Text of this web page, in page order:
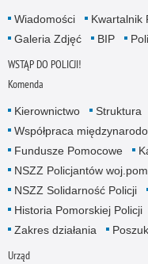
Wiadomości Kwartalnik
Galeria Zdjęć
BIP
WSTĄP DO POLICJI!
Komenda
Kierownictwo Struktura
Współpraca
Fundusze Pomocowe
NSZZ Policjantów
NSZZ Solidarność Policji
Historia Pomorskiej Policji
Zakres działania
Urząd